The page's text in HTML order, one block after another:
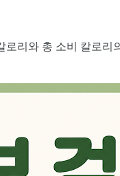
리와 총 소비 칼로리